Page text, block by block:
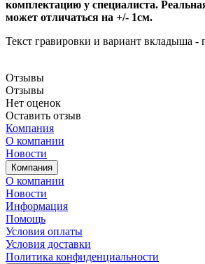
комплектацию у специалиста.
может отличаться на +/- 1см.
Текст гравировки и вариант вкладыша -
Отзывы
Отзывы
Нет оценок
Оставить отзыв
Компания
О компании
Новости
Компания
О компании
Новости
Информация
Помощь
Условия оплаты
Условия доставки
Политика конфиденциальности